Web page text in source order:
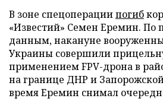
В зоне спецоперациипогиб
«Известий» Семен Еремин. По
данным, накануне
Украины совершили
применением FPV-дрона в
на границе ДНР и Запорожской
время Еремин снимал